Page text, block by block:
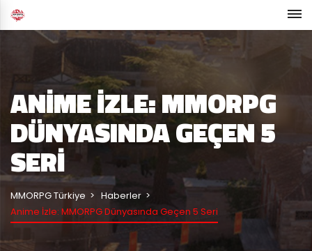
ANIME İZLE: MMORPG
DÜNYASINDA GEÇEN 5
SERI
MMORPG Türkiye
Haberler
Anime İzle: MMORPG Dünyasında Geçen 5 Seri